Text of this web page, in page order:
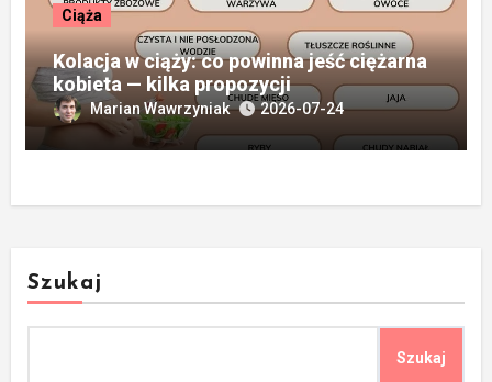
Ciąża
Kolacja w ciąży: co powinna jeść ciężarna
kobieta — kilka propozycji
Marian Wawrzyniak 2026-07-24
Szukaj
Szukaj